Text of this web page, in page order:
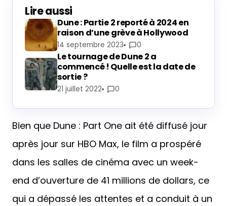
Lire aussi
Dune : Partie 2 reporté à 2024 en
raison d’une grève à Hollywood
14 septembre 2023 0
Le tournage de Dune 2 a
commencé ! Quelle est la date de
sortie ?
21 juillet 2022 0
Bien que Dune : Part One ait été diffusé jour
après jour sur HBO Max, le film a prospéré
dans les salles de cinéma avec un week-
end d’ouverture de 41 millions de dollars, ce
qui a dépassé les attentes et a conduit à un